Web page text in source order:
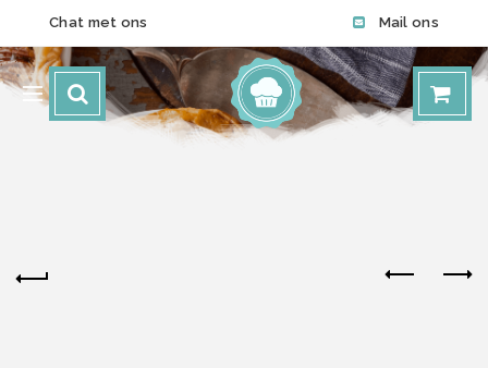
Chat met ons Mail ons